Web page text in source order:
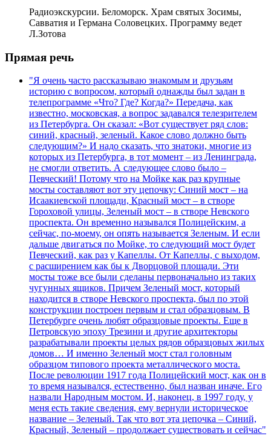
Радиоэкскурсии. Беломорск. Храм святых Зосимы,
Савватия и Германа Соловецких. Программу ведет
Л.Зотова
Прямая речь
"Я очень часто рассказываю знакомым и друзьям
историю с вопросом, который однажды был задан в
телепрограмме «Что? Где? Когда?» Передача, как
известно, московская, а вопрос задавался телезрителем
из Петербурга. Он сказал: «Вот существует ряд слов:
синий, красный, зеленый. Какое слово должно быть
следующим?» И надо сказать, что знатоки, многие из
которых из Петербурга, в тот момент – из Ленинграда,
не смогли ответить. А следующее слово было –
Певческий! Потому что на Мойке как раз крупные
мосты составляют вот эту цепочку: Синий мост – на
Исаакиевской площади, Красный мост – в створе
Гороховой улицы, Зеленый мост – в створе Невского
проспекта. Он временно назывался Полицейским, а
сейчас, по-моему, он опять называется Зеленым. И если
дальше двигаться по Мойке, то следующий мост будет
Певческий, как раз у Капеллы. От Капеллы, с выходом,
с расширением как бы к Дворцовой площади. Эти
мосты тоже все были сделаны первоначально из таких
чугунных ящиков. Причем Зеленый мост, который
находится в створе Невского проспекта, был по этой
конструкции построен первым и стал образцовым. В
Петербурге очень любят образцовые проекты. Еще в
Петровскую эпоху Трезини и другие архитекторы
разрабатывали проекты целых рядов образцовых жилых
домов… И именно Зеленый мост стал головным
образцом типового проекта металлического моста.
После революции 1917 года Полицейский мост, как он в
то время назывался, естественно, был назван иначе. Его
назвали Народным мостом. И, наконец, в 1997 году, у
меня есть такие сведения, ему вернули историческое
название – Зеленый. Так что вот эта цепочка – Синий,
Красный, Зеленый – продолжает существовать и сейчас"